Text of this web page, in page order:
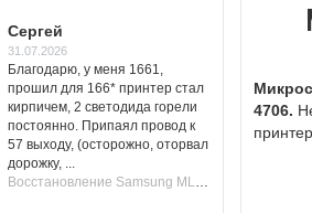
Сергей
31.07.2026
Благодарю, у меня 1661,
прошил для 166* принтер стал
кирпичем, 2 светодида горели
постоянно. Припаял провод к
57 выходу, (осторожно, оторвал
дорожку, ...
Восстановление Samsung ML-1661, ML-1666 после не удачной прошивки.
4706.